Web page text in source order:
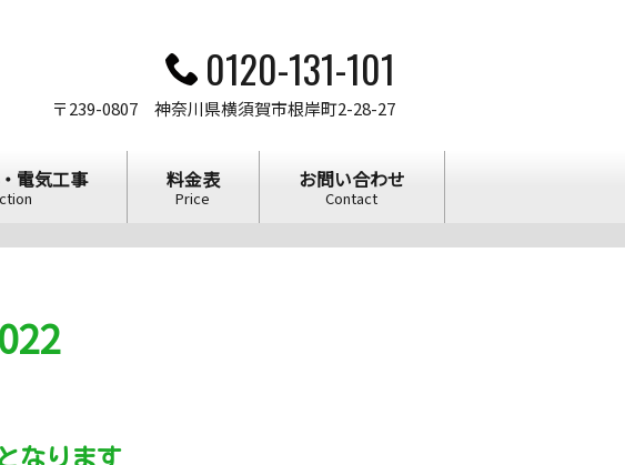
0120-131-101
〒239-0807 神奈川県横須賀市根岸町2-28-27
電気工事 料金表
Price
お問い合わせ
Contact
なります